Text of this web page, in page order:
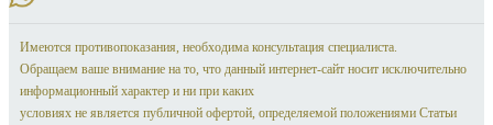
Имеются противопоказания, необходима консультация специалиста.
Обращаем ваше внимание на то, что данный интернет-сайт носит исключительно
информационный характер и ни при каких
условиях не является публичной офертой, определяемой положениями Статьи